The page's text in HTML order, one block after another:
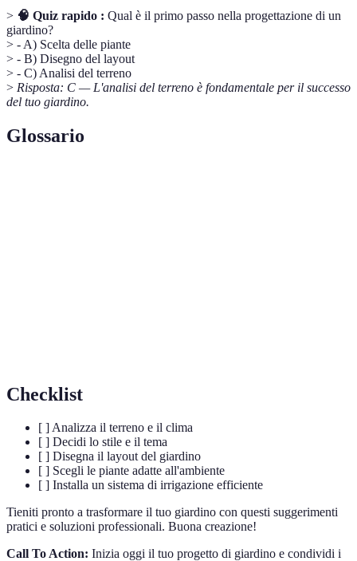
> 🧠 Quiz rapido : Qual è il primo passo nella progettazione di un
giardino?
> - A) Scelta delle piante
> - B) Disegno del layout
> - C) Analisi del terreno
> Risposta: C — L'analisi del terreno è fondamentale per il successo
del tuo giardino.
Glossario
Checklist
[ ] Analizza il terreno e il clima
[ ] Decidi lo stile e il tema
[ ] Disegna il layout del giardino
[ ] Scegli le piante adatte all'ambiente
[ ] Installa un sistema di irrigazione efficiente
Tieniti pronto a trasformare il tuo giardino con questi suggerimenti
pratici e soluzioni professionali. Buona creazione!
Call To Action: Inizia oggi il tuo progetto di giardino e condividi i